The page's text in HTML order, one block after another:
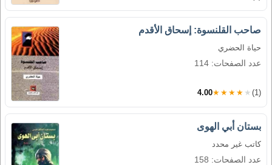
صاحب القلنسوة: إسحاق الأقدم
حياة الحضري
عدد الصفحات: 114
4.00★★★★★ (1)
بستان أبي الهوى
كاتب غير محدد
عدد الصفحات: 158